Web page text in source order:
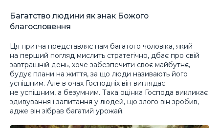
Багатство людини як знак Божого
благословення
Ця притча представляє нам багатого чоловіка, який
на перший погляд мислить стратегічно, дбає про свій
завтрашній день, хоче забезпечити своє майбутнє,
будує плани на життя, за що люди називають його
успішним. Але в очах Господніх він виглядає
не успішним, а безумним. Така оцінка Господа викликає
здивування і запитання у людей, що злого він зробив,
адже він зібрав багатий урожай.